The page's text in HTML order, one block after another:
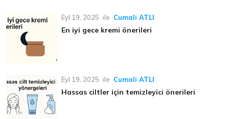
Eyl 19, 2025 ile Cumali ATLI
En iyi gece kremi önerileri
Eyl 19, 2025 ile Cumali ATLI
Hassas ciltler için temizleyici önerileri